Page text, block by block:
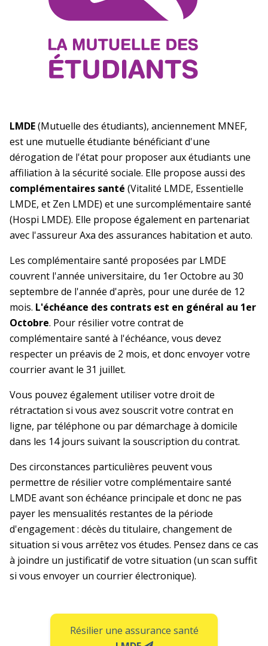
LMDE(Mutuelle des étudiants), anciennement MNEF,
est une mutuelle étudiante bénéficiant d'une
dérogation de l'état pour proposer aux étudiants une
affiliation à la sécurité sociale. Elle propose aussi des
complémentaires santé (Vitalité LMDE, Essentielle
LMDE, et Zen LMDE) et une surcomplémentaire santé
(Hospi LMDE). Elle propose également en partenariat
avec l'assureur Axa des assurances habitation et auto.
Les complémentaire santé proposées par LMDE
couvrent l'année universitaire, du 1er Octobre au 30
septembre de l'année d'après, pour une durée de 12
mois. L'échéance des contrats est en général au 1er
Octobre. Pour résilier votre contrat de
complémentaire santé à l'échéance, vous devez
respecter un préavis de 2 mois, et donc envoyer votre
courrier avant le 31 juillet.
Vous pouvez également utiliser votre droit de
rétractation si vous avez souscrit votre contrat en
ligne, par téléphone ou par démarchage à domicile
dans les 14 jours suivant la souscription du contrat.
Des circonstances particulières peuvent vous
permettre de résilier votre complémentaire santé
LMDE avant son échéance principale et donc ne pas
payer les mensualités restantes de la période
d'engagement : décès du titulaire, changement de
situation si vous arrêtez vos études. Pensez dans ce cas
à joindre un justificatif de votre situation (un scan suffit
si vous envoyer un courrier électronique).
Résilier une assurance santé